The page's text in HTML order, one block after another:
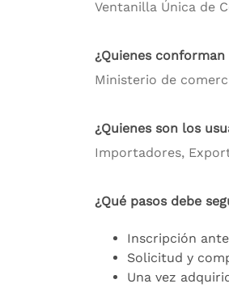
Ventanilla Única de
¿Quienes
Ministerio de
¿Quienes son los
Importadores,
¿Qué pasos debe
Inscripción
Solicitud y
Una vez